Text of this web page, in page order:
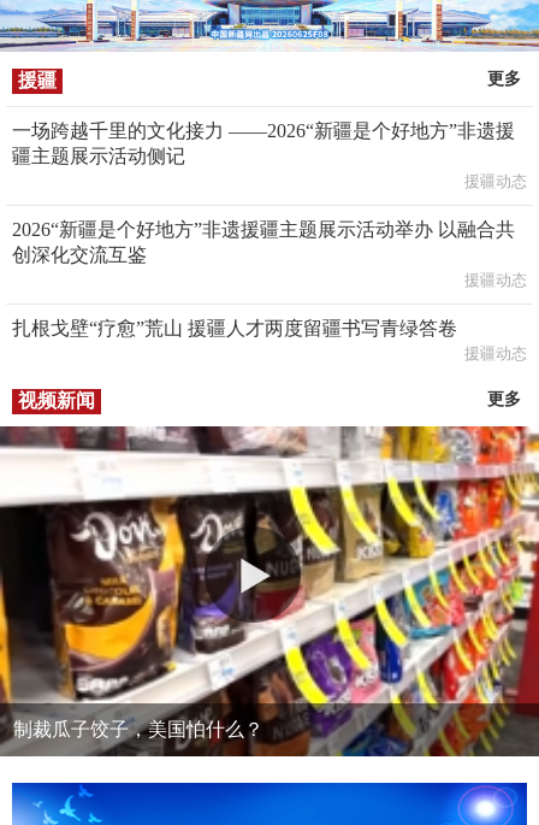
援疆 更多
一场跨越千里的文化接力 ——2026“新疆是个好地方”非遗援
疆主题展示活动侧记
援疆动态
2026“新疆是个好地方”非遗援疆主题展示活动举办 以融合共
创深化交流互鉴
援疆动态
扎根戈壁“疗愈”荒山 援疆人才两度留疆书写青绿答卷
援疆动态
视频新闻 更多
制裁瓜子饺子，美国怕什么？